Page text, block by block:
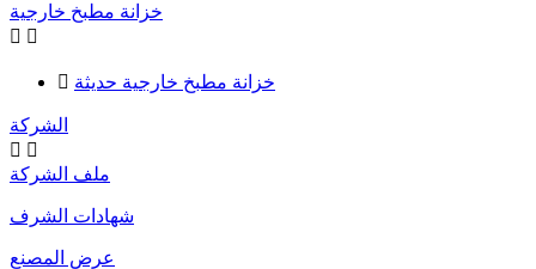
خزانة مطبخ خارجية
 
 خزانة مطبخ خارجية حديثة
الشركة
 
ملف الشركة
شهادات الشرف
عرض المصنع